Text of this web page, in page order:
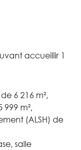
accueillir 1
6 216 m²,
999 m²,
(ALSH) de
salle